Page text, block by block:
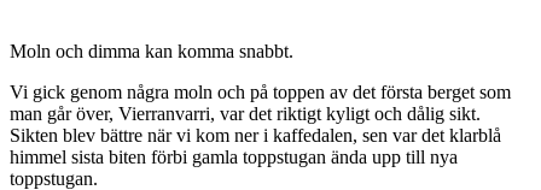
Moln och dimma kan komma snabbt.
Vi gick genom några moln och på toppen av det första berget som
man går över, Vierranvarri, var det riktigt kyligt och dålig sikt.
Sikten blev bättre när vi kom ner i kaffedalen, sen var det klarblå
himmel sista biten förbi gamla toppstugan ända upp till nya
toppstugan.